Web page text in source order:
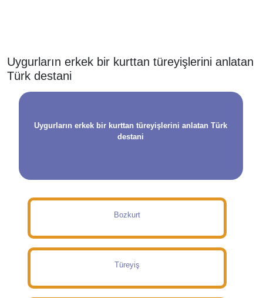
Uygurların erkek bir kurttan türeyişlerini anlatan
Türk destani
Uygurların erkek bir kurttan türeyişlerini anlatan Türk
destani
Bozkurt
Türeyiş